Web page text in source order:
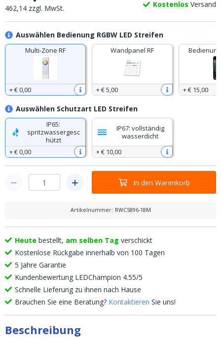
Auswählen Bedienung RGBW LED Streifen
Multi-Zone RF
+€ 0,00
Wandpanel RF
+€ 5,00 +€ 15,00
Auswählen Schutzart LED Streifen
IP65:
spritzwassergesc
hützt
+€ 0,00
IP67: vollständig
wasserdicht
+€ 10,00
462,14 zzgl. MwSt.
Kostenlos Versand
In den Warenkorb
Artikelnummer: RWCS896-18M
Heute bestellt, am selben Tag verschickt
Kostenlose Rückgabe innerhalb von 100 Tagen
5 Jahre Garantie
Kundenbewertung LEDChampion 4.55/5
Schnelle Lieferung zu ihnen nach Hause
Brauchen Sie eine Beratung? Kontaktieren Sie uns!
Beschreibung